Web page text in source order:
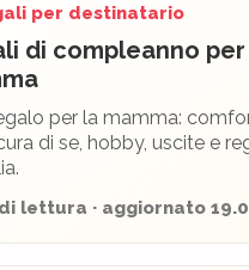
per destinatario
di compleanno
per la mamma:
di se, hobby, uscite e
lettura · aggiornato